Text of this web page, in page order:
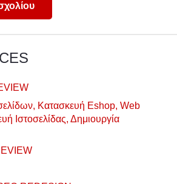
Κατασκευή Eshop, Web
Ιστοσελίδας, Δημιουργία